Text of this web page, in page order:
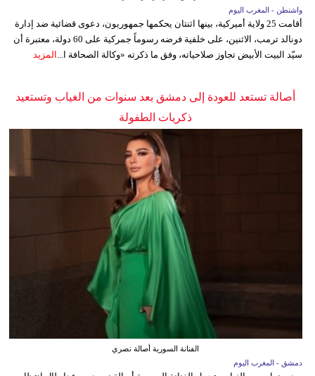
واشنطن - المغرب اليوم
أقامت 25 ولاية أميركية، بينها اثنتان يحكمها جمهوريون، دعوى قضائية ضد إدارة
دونالد ترمب، الاثنين، على خلفية فرضه رسوماً جمركية على 60 دولة، معتبرة أن
سيّد البيت الأبيض تجاوز صلاحياته، وفق ما ذكرته «وكالة الصحافة ا... المزيد
أصالة تستعد للعودة إلى دمشق بعد سنوات من الغياب وتستعيد
ذكريات الطفولة
الفنانة السورية أصالة نصري
دمشق - المغرب اليوم